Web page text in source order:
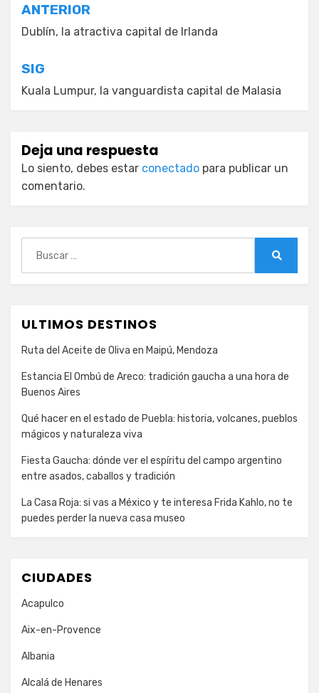
Navegación
de
entradas
ANTERIOR
Dublín, la atractiva capital de Irlanda
SIG
Kuala Lumpur, la vanguardista capital de Malasia
Deja una respuesta
Lo siento, debes estar conectado para publicar un
comentario.
ULTIMOS DESTINOS
Ruta del Aceite de Oliva en Maipú, Mendoza
Estancia El Ombú de Areco: tradición gaucha a una hora de
Buenos Aires
Qué hacer en el estado de Puebla: historia, volcanes, pueblos
mágicos y naturaleza viva
Fiesta Gaucha: dónde ver el espíritu del campo argentino
entre asados, caballos y tradición
La Casa Roja: si vas a México y te interesa Frida Kahlo, no te
puedes perder la nueva casa museo
CIUDADES
Acapulco
Aix-en-Provence
Albania
Alcalá de Henares